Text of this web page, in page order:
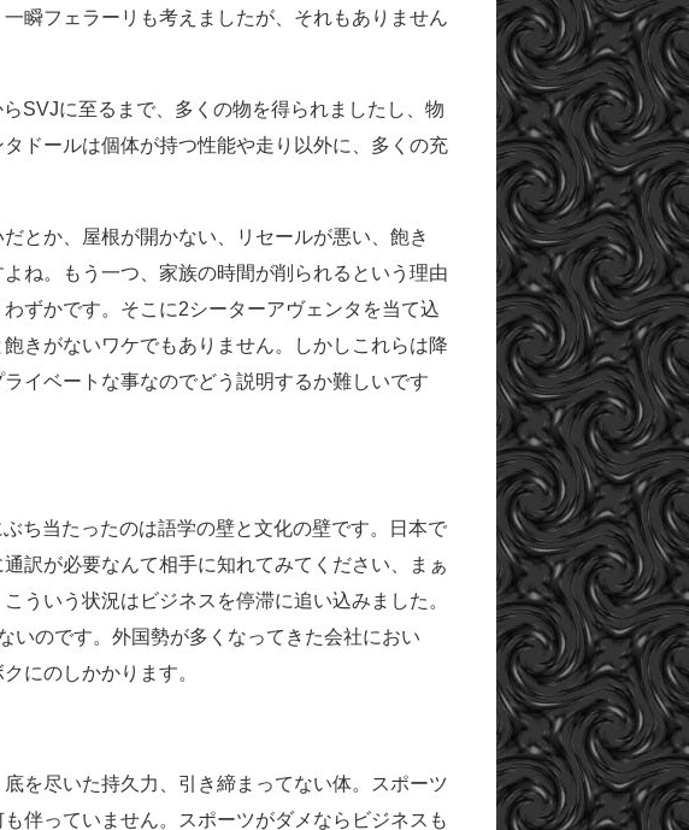
瞬フェラーリも考えましたが、それもありません
SVJに至るまで、多くの物を得られましたし、物
ドールは個体が持つ性能や走り以外に、多くの充
とか、屋根が開かない、リセールが悪い、飽き
ね。もう一つ、家族の時間が削られるという理由
ずかです。そこに2シーターアヴェンタを当て込
きがないワケでもありません。しかしこれらは降
イベートな事なのでどう説明するか難しいです
ち当たったのは語学の壁と文化の壁です。日本で
訳が必要なんて相手に知れてみてください、まぁ
ういう状況はビジネスを停滞に追い込みました。
いのです。外国勢が多くなってきた会社におい
にのしかかります。
を尽いた持久力、引き締まってない体。スポーツ
伴っていません。スポーツがダメならビジネスも